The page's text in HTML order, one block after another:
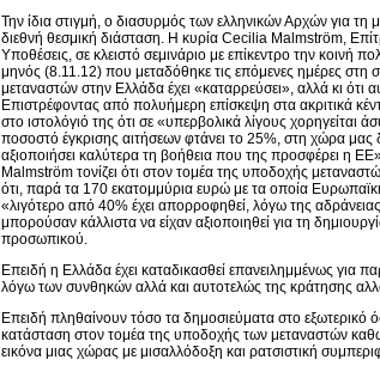
Την ίδια στιγμή, ο διασυρμός των ελληνικών Αρχών για τη
διεθνή θεσμική διάσταση. Η κυρία Cecilia Malmström,
Υποθέσεις, σε κλειστό σεμινάριο με επίκεντρο την κοινή
μηνός (8.11.12) που μεταδόθηκε τις επόμενες ημέρες στη
μεταναστών στην Ελλάδα έχει «καταρρεύσει», αλλά κι ότι
Επιστρέφοντας από πολυήμερη επίσκεψη στα ακριτικά
στο ιστολόγιό της ότι σε «υπερβολικά λίγους
ποσοστό έγκρισης αιτήσεων φτάνει το 25%, στη χώρα
αξιοποιήσει καλύτερα τη βοήθεια που της προσφέρει η
Malmström τονίζει ότι στον τομέα της υποδοχής
ότι, παρά τα 170 εκατομμύρια ευρώ με τα οποία
«λιγότερο από 40% έχει απορροφηθεί, λόγω της
μπορούσαν κάλλιστα να είχαν αξιοποιηθεί για τη
προσωπικού.
Επειδή η Ελλάδα έχει καταδικασθεί επανειλημμένως για
λόγω των συνθηκών αλλά και αυτοτελώς της κράτησης
Επειδή πληθαίνουν τόσο τα δημοσιεύματα στο εξωτερικό
κατάσταση στον τομέα της υποδοχής των μεταναστών
εικόνα μιας χώρας με μισαλλόδοξη και ρατσιστική